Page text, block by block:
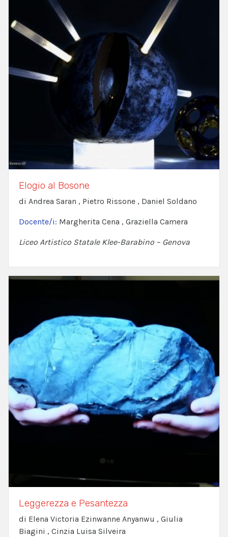
Elogio al Bosone
di Andrea Saran , Pietro Rissone , Daniel Soldano
Docente/i: Margherita Cena , Graziella Camera
Liceo Artistico Statale Klee-Barabino – Genova
Leggerezza e Pesantezza
di Elena Victoria Ezinwanne Anyanwu , Giulia
Biagini , Cinzia Luisa Silveira